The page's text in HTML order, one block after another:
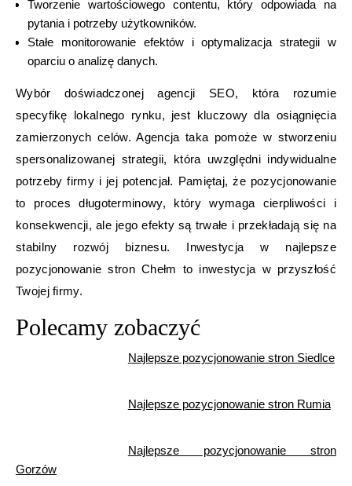
Tworzenie wartościowego contentu, który odpowiada na
pytania i potrzeby użytkowników.
Stałe monitorowanie efektów i optymalizacja strategii w
oparciu o analizę danych.
Wybór doświadczonej agencji SEO, która rozumie
specyfikę lokalnego rynku, jest kluczowy dla osiągnięcia
zamierzonych celów. Agencja taka pomoże w stworzeniu
spersonalizowanej strategii, która uwzględni indywidualne
potrzeby firmy i jej potencjał. Pamiętaj, że pozycjonowanie
to proces długoterminowy, który wymaga cierpliwości i
konsekwencji, ale jego efekty są trwałe i przekładają się na
stabilny rozwój biznesu. Inwestycja w najlepsze
pozycjonowanie stron Chełm to inwestycja w przyszłość
Twojej firmy.
Polecamy zobaczyć
Najlepsze pozycjonowanie stron Siedlce
Najlepsze pozycjonowanie stron Rumia
Najlepsze pozycjonowanie stron
Gorzów